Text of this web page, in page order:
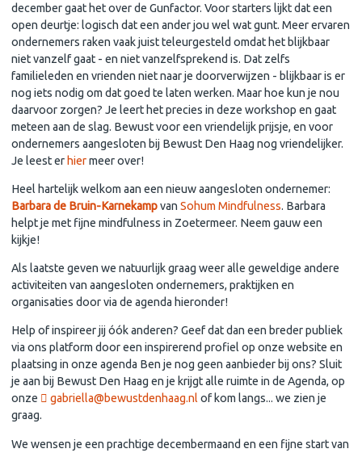
december gaat het over de Gunfactor. Voor starters lijkt dat een
open deurtje: logisch dat een ander jou wel wat gunt. Meer ervaren
ondernemers raken vaak juist teleurgesteld omdat het blijkbaar
niet vanzelf gaat - en niet vanzelfsprekend is. Dat zelfs
familieleden en vrienden niet naar je doorverwijzen - blijkbaar is er
nog iets nodig om dat goed te laten werken. Maar hoe kun je nou
daarvoor zorgen? Je leert het precies in deze workshop en gaat
meteen aan de slag. Bewust voor een vriendelijk prijsje, en voor
ondernemers aangesloten bij Bewust Den Haag nog vriendelijker.
Je leest erhiermeer over!
Heel hartelijk welkom aan een nieuw aangesloten ondernemer:
Barbara de Bruin-Karnekampvan Sohum Mindfulness. Barbara
helpt je met fijne mindfulness in Zoetermeer. Neem gauw een
kijkje!
Als laatste geven we natuurlijk graag weer alle geweldige andere
activiteiten van aangesloten ondernemers, praktijken en
organisaties door via de agenda hieronder!
Help of inspireer jij óók anderen? Geef dat dan een breder publiek
via ons platform door een inspirerend profiel op onze website en
plaatsing in onze agenda Ben je nog geen aanbieder bij ons? Sluit
je aan bij Bewust Den Haag en je krijgt alle ruimte in de Agenda, op
onze
gabriella@bewustdenhaag.nlof kom langs... we zien je
graag.
We wensen je een prachtige decembermaand en een fijne start van